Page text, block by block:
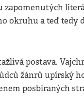
zapomenutých
okruhu a teď tedy
postava.
žánrů upírský
posbíraných